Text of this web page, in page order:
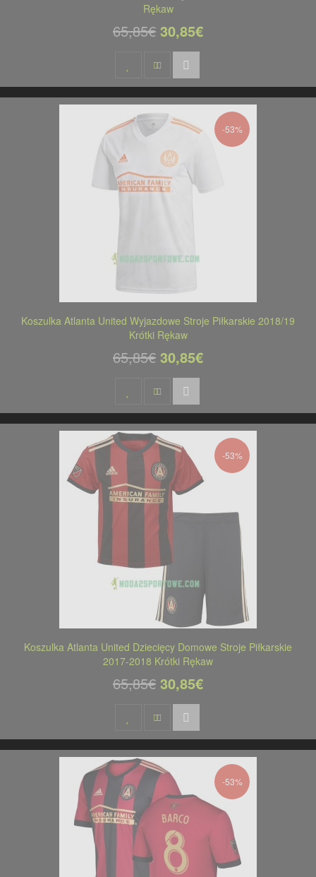
Rękaw
65,85€ 30,85€
-53%
Koszulka Atlanta United Wyjazdowe Stroje Piłkarskie 2018/19
Krótki Rękaw
65,85€ 30,85€
-53%
Koszulka Atlanta United Dziecięcy Domowe Stroje Piłkarskie
2017-2018 Krótki Rękaw
65,85€ 30,85€
-53%